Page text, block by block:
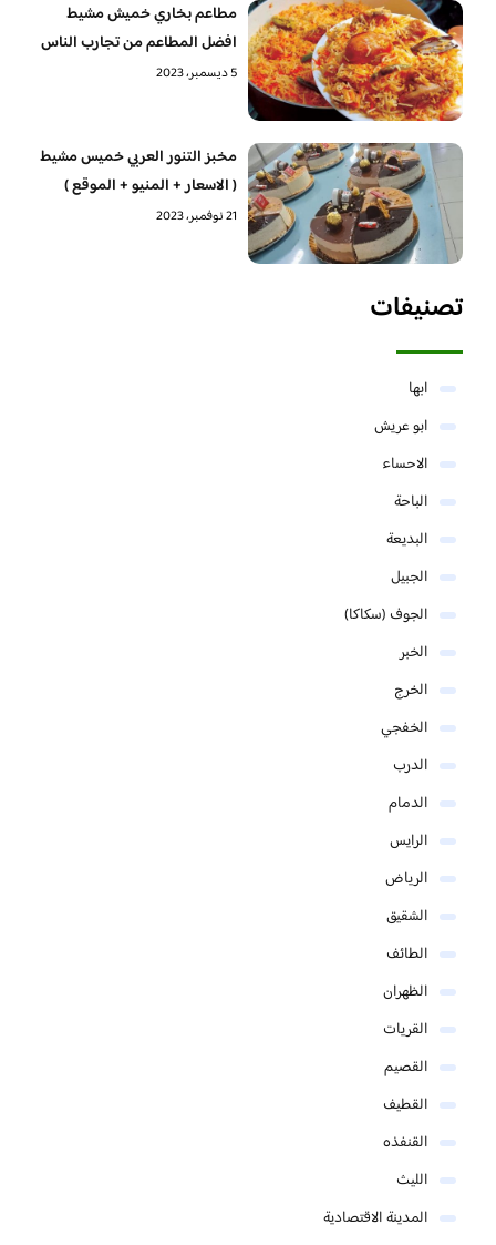
مطاعم بخاري خميش مشيط
افضل المطاعم من تجارب الناس
5 ديسمبر، 2023
مخبز التنور العربي خميس مشيط
( الاسعار + المنيو + الموقع )
21 نوفمبر، 2023
تصنيفات
ابها
ابو عريش
الاحساء
الباحة
البديعة
الجبيل
الجوف (سكاكا)
الخبر
الخرج
الخفجي
الدرب
الدمام
الرايس
الرياض
الشقيق
الطائف
الظهران
القريات
القصيم
القطيف
القنفذه
الليث
المدينة الاقتصادية